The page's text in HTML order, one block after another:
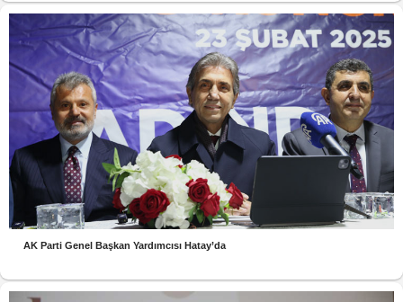
AK Parti Genel Başkan Yardımcısı Hatay’da